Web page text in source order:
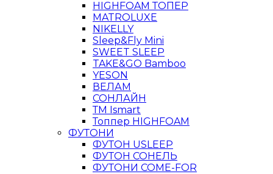
HIGHFOAM ТОПЕР
MATROLUXE
NIKELLY
Sleep&Fly Mini
SWEET SLEEP
TAKE&GO Bamboo
YESON
ВЕЛАМ
СОНЛАЙН
ТМ Ismart
Топпер HIGHFOAM
ФУТОНИ
ФУТОН USLEEP
ФУТОН СОНЕЛЬ
ФУТОНИ COME-FOR